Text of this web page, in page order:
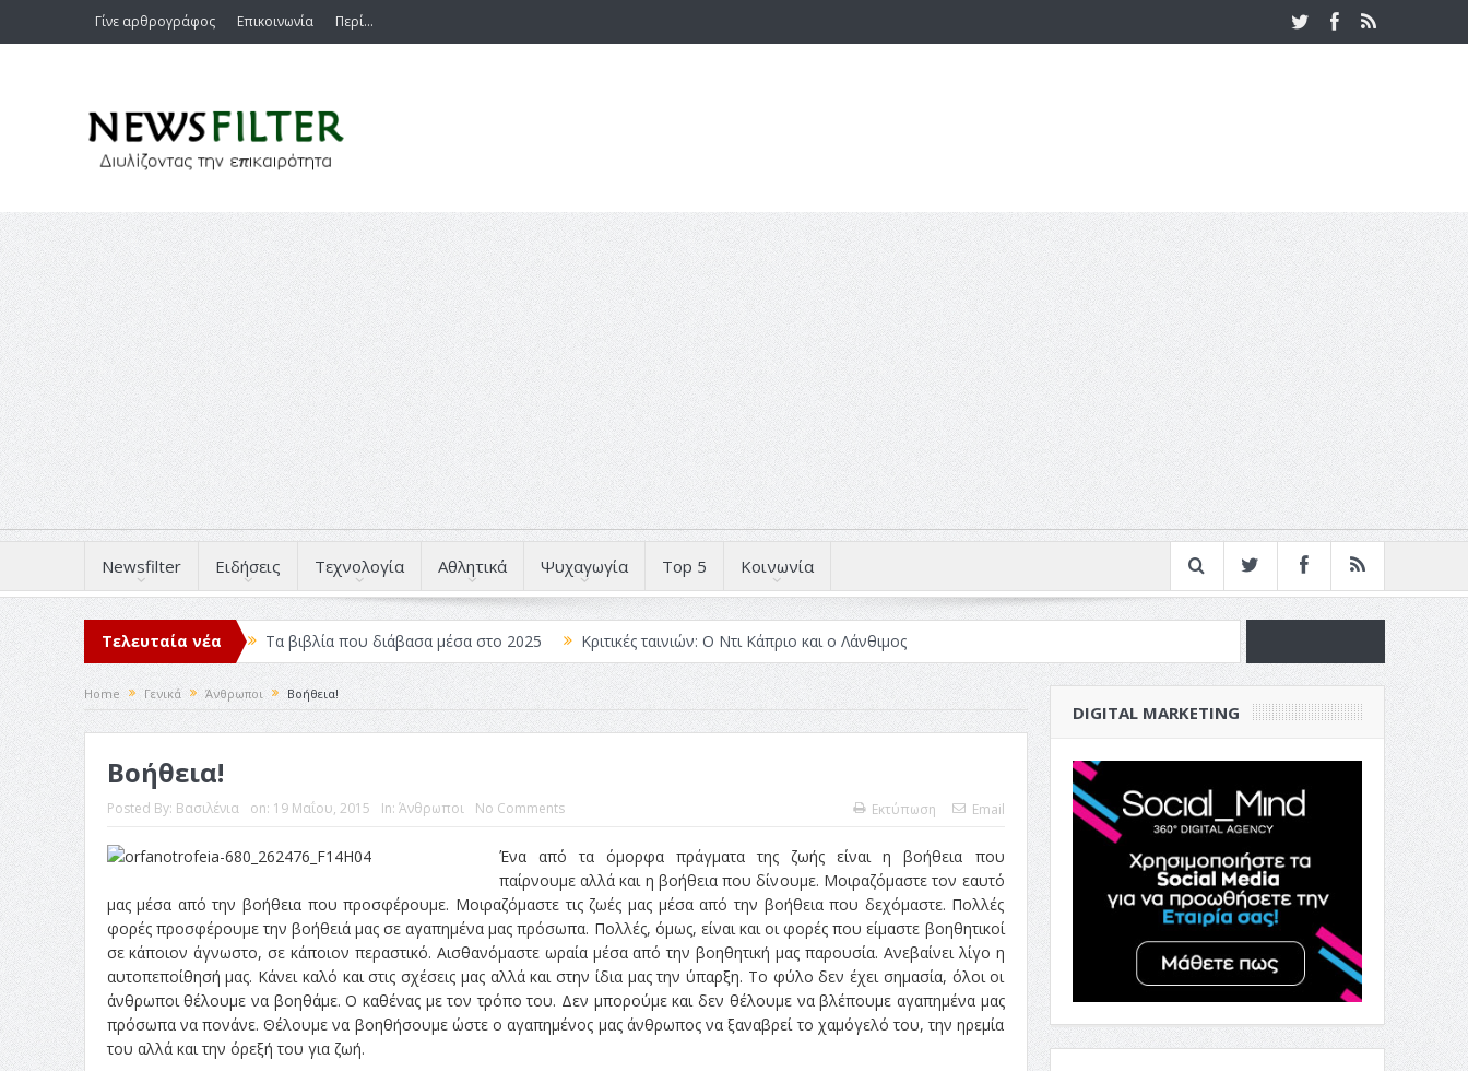
Γίνε αρθρογράφος Επικοινωνία Περί…
Newsfilter Ειδήσεις Τεχνολογία Αθλητικά Ψυχαγωγία Top 5 Κοινωνία
Τελευταία νέα Τα βιβλία που διάβασα μέσα στο 2025
Κριτικές ταινιών: Ο Ντι Κάπριο και ο Λάνθιμος
Σχεδιασμός που «Μιλάει» Χωρίς Λέξεις
Σπιρτόκουτο: η απόλυτη αντισυμβατική καλοκαιρινή ταινία
Το Top 5 της εβδομάδας #517
Το νουάρ στον ελληνικό κινηματογράφο
Τρία Βήματα Μπροστά για Σένα και την Επιχείρησή σου
Όψεις και Απόψεις
Αξίζει άραγε?
Home Γενικά Άνθρωποι Βοήθεια!
Βοήθεια!
Posted By: Βασιλένια on: 19 Μαΐου, 2015 In: Άνθρωποι No Comments Εκτύπωση Email
Ένα από τα όμορφα πράγματα της ζωής είναι η βοήθεια που
παίρνουμε αλλά και η βοήθεια που δίνουμε. Μοιραζόμαστε τον εαυτό
μας μέσα από την βοήθεια που προσφέρουμε. Μοιραζόμαστε τις ζωές μας μέσα από την βοήθεια που δεχόμαστε. Πολλές
φορές προσφέρουμε την βοήθειά μας σε αγαπημένα μας πρόσωπα. Πολλές, όμως, είναι και οι φορές που είμαστε βοηθητικοί
σε κάποιον άγνωστο, σε κάποιον περαστικό. Αισθανόμαστε ωραία μέσα από την βοηθητική μας παρουσία. Ανεβαίνει λίγο η
αυτοπεποίθησή μας. Κάνει καλό και στις σχέσεις μας αλλά και στην ίδια μας την ύπαρξη. Το φύλο δεν έχει σημασία, όλοι οι
άνθρωποι θέλουμε να βοηθάμε. Ο καθένας με τον τρόπο του. Δεν μπορούμε και δεν θέλουμε να βλέπουμε αγαπημένα μας
πρόσωπα να πονάνε. Θέλουμε να βοηθήσουμε ώστε ο αγαπημένος μας άνθρωπος να ξαναβρεί το χαμόγελό του, την ηρεμία
του αλλά και την όρεξή του για ζωή.
DIGITAL MARKETING